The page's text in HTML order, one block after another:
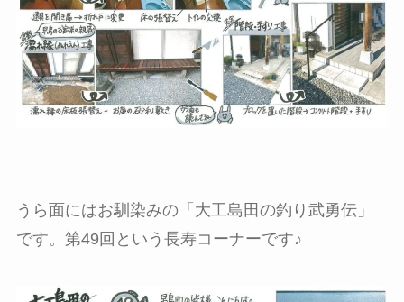
うら面にはお馴染みの「大工島田の釣り武勇伝」
です。第49回という長寿コーナーです♪